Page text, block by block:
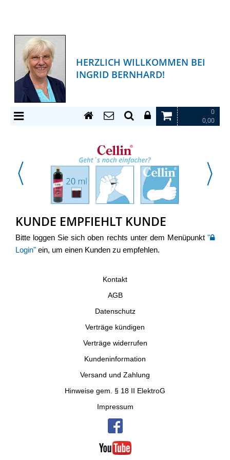
HERZLICH WILLKOMMEN BEI
INGRID BERNHARD!
0
0,00
KUNDE EMPFIEHLT KUNDE
Bitte loggen Sie sich oben rechts unter dem Menüpunkt "
Login" ein, um einen Kunden zu empfehlen.
Kontakt
AGB
Datenschutz
Verträge kündigen
Verträge widerrufen
Kundeninformation
Versand und Zahlung
Hinweise gem. § 18 II ElektroG
Impressum